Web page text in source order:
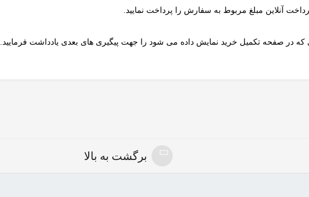
آنلاین مبلغ مربوط به سفارش را پرداخت نمایید.
که در صفحه تکمیل خرید نمایش داده می شود را جهت پیگیری های بعدی یادداشت فرمایید.
برگشت به بالا